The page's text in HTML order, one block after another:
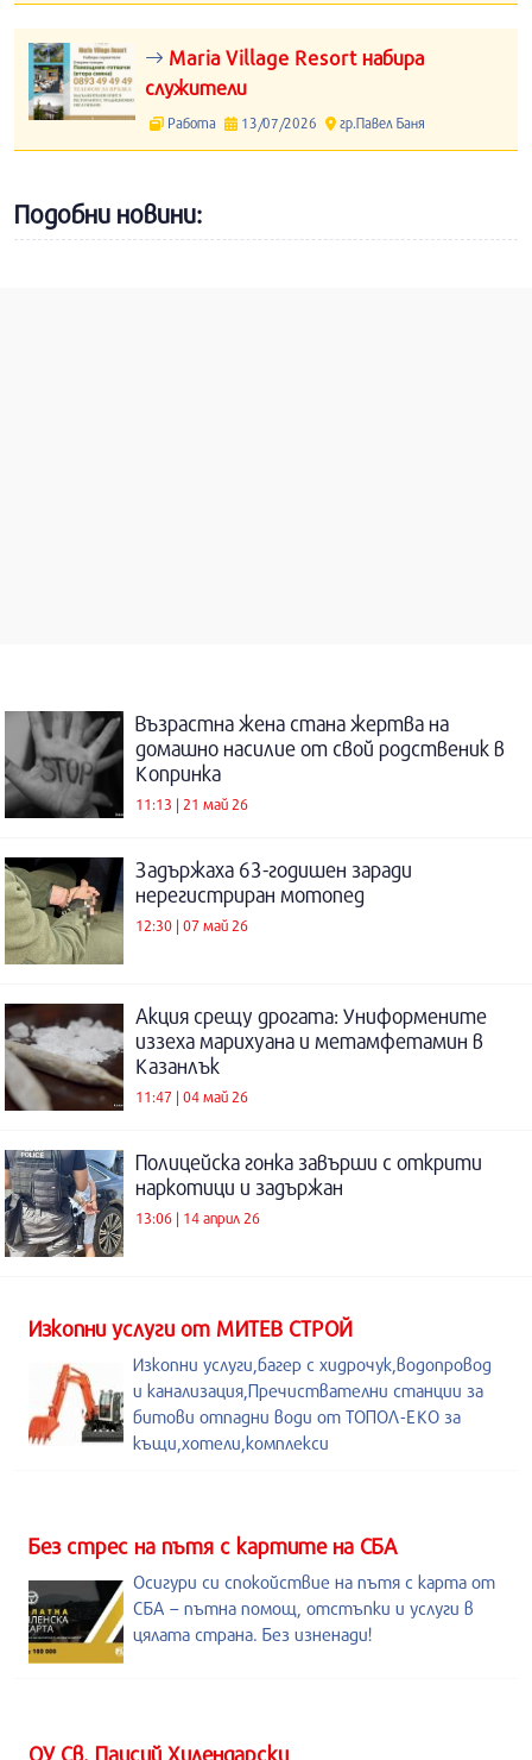
Maria Village Resort набира
служители
Работа 13/07/2026 гр.Павел Баня
Подобни новини:
Възрастна жена стана жертва на
домашно насилие от свой родственик в
Копринка
11:13 | 21 май 26
Задържаха 63-годишен заради
нерегистриран мотопед
12:30 | 07 май 26
Акция срещу дрогата: Униформените
иззеха марихуана и метамфетамин в
Казанлък
11:47 | 04 май 26
Полицейска гонка завърши с открити
наркотици и задържан
13:06 | 14 април 26
Изкопни услуги от МИТЕВ СТРОЙ
Изкопни услуги,багер с хидрочук,водопровод
и канализация,Пречиствателни станции за
битови отпадни води от ТОПОЛ-ЕКО за
къщи,хотели,комплекси
Без стрес на пътя с картите на СБА
Осигури си спокойствие на пътя с карта от
СБА – пътна помощ, отстъпки и услуги в
цялата страна. Без изненади!
ОУ Св. Паисий Хилендарски